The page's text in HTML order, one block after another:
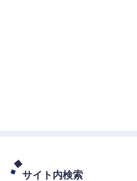
サイト内検索